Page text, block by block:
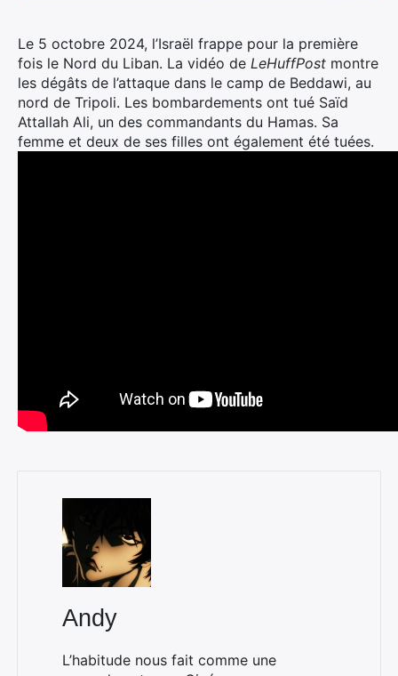
Le 5 octobre 2024, l’Israël frappe pour la première
fois le Nord du Liban. La vidéo de LeHuffPost montre
les dégâts de l’attaque dans le camp de Beddawi, au
nord de Tripoli. Les bombardements ont tué Saïd
Attallah Ali, un des commandants du Hamas. Sa
femme et deux de ses filles ont également été tuées.
Andy
L’habitude nous fait comme une